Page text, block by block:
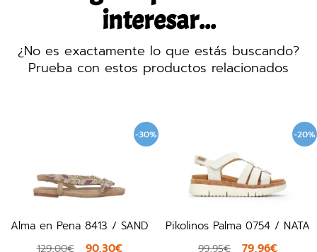
interesar...
¿No es exactamente lo que estás buscando?
Prueba con estos productos relacionados
-30%
Alma en Pena 8413 / SAND
129,00€ 90,30€
-20%
Pikolinos Palma 0754 / NATA
99,95€ 79,96€